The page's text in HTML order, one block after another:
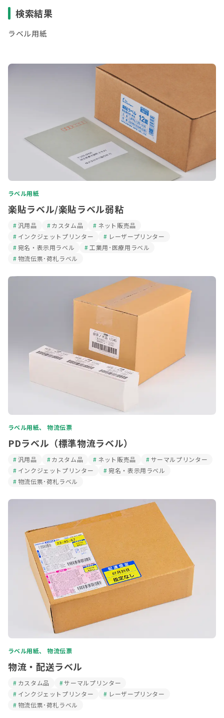
検索結果
ラベル用紙
ラベル用紙
楽貼ラベル/楽貼ラベル弱粘
汎用品 カスタム品
ネット販売品
インクジェットプリンター
レーザープリンター
宛名・表示用ラベル
工業用･医療用ラベル
物流伝票･荷札ラベル
ラベル用紙、 物流伝票
PDラベル（標準物流ラベル）
汎用品 カスタム品 ネット販売品
サーマルプリンター
インクジェットプリンター
宛名・表示用ラベル
物流伝票･荷札ラベル
ラベル用紙、 物流伝票
物流・配送ラベル
カスタム品
サーマルプリンター
インクジェットプリンター
レーザープリンター
物流伝票･荷札ラベル